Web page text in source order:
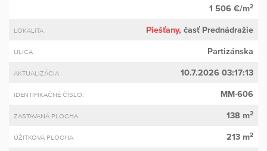
1 506 €/m2
LOKALITA Piešťany, časť Prednádražie
ULICA Partizánska
AKTUALIZÁCIA 10.7.2026 03:17:13
IDENTIFIKAČNÉ ČÍSLO: MM-606
ZASTAVANÁ PLOCHA 138 m2
ÚŽITKOVÁ PLOCHA 213 m2